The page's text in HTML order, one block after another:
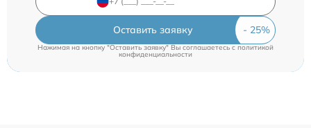
Оставить заявку
Нажимая на кнопку "Оставить заявку" Вы соглашаетесь cполитикой
конфиденциальности